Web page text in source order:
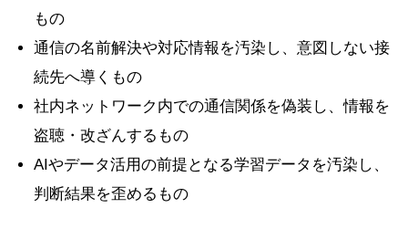
もの
通信の名前解決や対応情報を汚染し、意図しない接
続先へ導くもの
社内ネットワーク内での通信関係を偽装し、情報を
盗聴・改ざんするもの
AIやデータ活用の前提となる学習データを汚染し、
判断結果を歪めるもの